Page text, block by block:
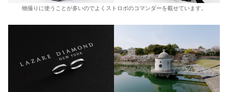
物撮りに使うことが多いのでよくストロボのコマンダーを載せています。